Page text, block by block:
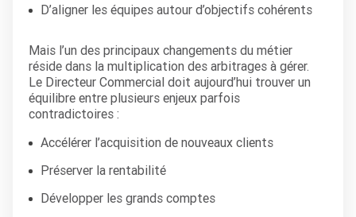
D’aligner les équipes autour d’objectifs cohérents
Mais l’un des principaux changements du métier
réside dans la multiplication des arbitrages à gérer.
Le Directeur Commercial doit aujourd’hui trouver un
équilibre entre plusieurs enjeux parfois
contradictoires :
Accélérer l’acquisition de nouveaux clients
Préserver la rentabilité
Développer les grands comptes